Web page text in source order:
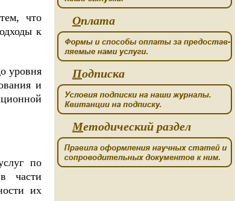
Оплата
Подписка
Методический раздел
что
к
уровня
и
по
части
их